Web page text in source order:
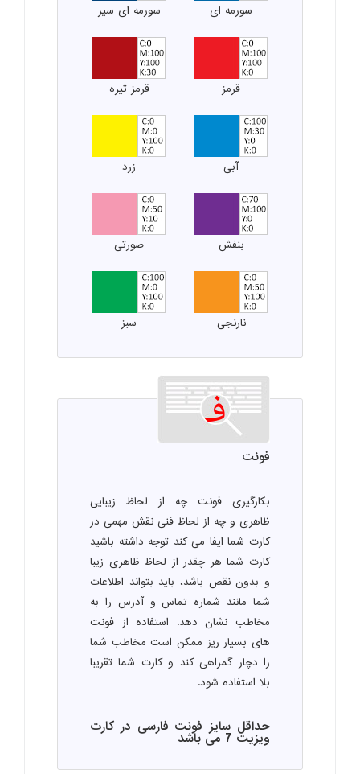
سورمه ای سورمه ای سیر
قرمز قرمز تیره
آبی زرد
بنفش صورتی
نارنجی سبز
فونت
بکارگیری فونت چه از لحاظ زیبایی
ظاهری و چه از لحاظ فنی نقش مهمی در
کارت شما ایفا می کند توجه داشته باشید
کارت شما هر چقدر از لحاظ ظاهری زیبا
و بدون نقص باشد، باید بتواند اطلاعات
شما مانند شماره تماس و آدرس را به
مخاطب نشان دهد. استفاده از فونت
های بسیار ریز ممکن است مخاطب شما
را دچار گمراهی کند و کارت شما تقریبا
بلا استفاده شود.
حداقل سایز فونت فارسی در کارت
ویزیت 7 می باشد